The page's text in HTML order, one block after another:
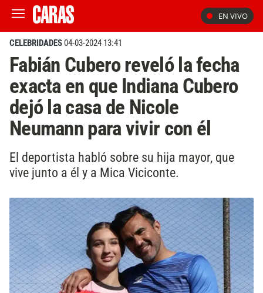
EN VIVO
CELEBRIDADES04-03-2024 13:41
Fabián Cubero reveló la fecha
exacta en que Indiana Cubero
dejó la casa de Nicole
Neumann para vivir con él
El deportista habló sobre su hija mayor, que
vive junto a él y a Mica Viciconte.